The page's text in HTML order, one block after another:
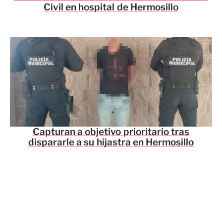
Civil en hospital de Hermosillo
Capturan a objetivo prioritario tras
dispararle a su hijastra en Hermosillo